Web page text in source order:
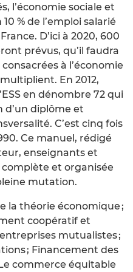
l’économie sociale et
% de l’emploi salarié
D’ici à 2020, 600
prévus, qu’il faudra
à l’économie
En 2012,
en dénombre 72 qui
d’un diplôme et
C’est cinq fois
Ce manuel, rédigé
enseignants et
et organisée
mutation.
la théorie économique ;
coopératif et
mutualistes ;
; Financement des
commerce équitable